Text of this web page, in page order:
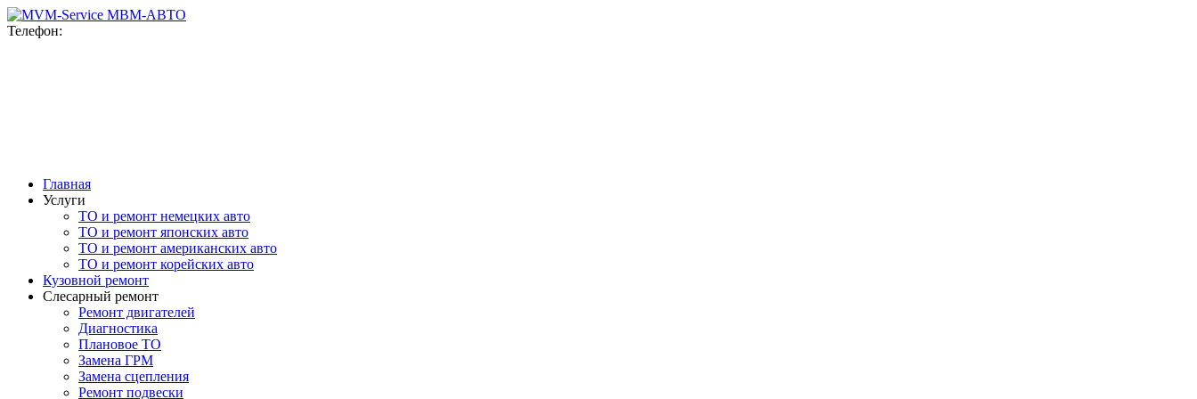
MВМ-АВТО
Телефон:
Главная
Услуги
ТО и ремонт немецких авто
ТО и ремонт японских авто
ТО и ремонт американских авто
ТО и ремонт корейских авто
Кузовной ремонт
Слесарный ремонт
Ремонт двигателей
Диагностика
Плановое ТО
Замена ГРМ
Замена сцепления
Ремонт подвески